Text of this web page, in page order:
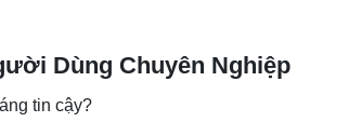
Dùng Chuyên Nghiệp
tin cậy?